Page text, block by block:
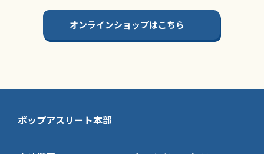
オンラインショップはこちら
ポップアスリート本部